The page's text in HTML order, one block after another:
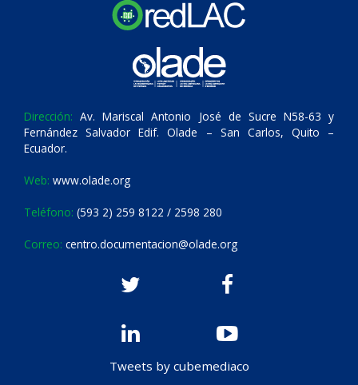
Dirección: Av. Mariscal Antonio José de Sucre N58-63 y
Fernández Salvador Edif. Olade – San Carlos, Quito –
Ecuador.
Web: www.olade.org
Teléfono: (593 2) 259 8122 / 2598 280
Correo: centro.documentacion@olade.org
Tweets by cubemediaco